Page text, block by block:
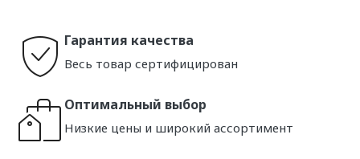
Гарантия качества
Весь товар сертифицирован
Оптимальный выбор
Низкие цены и широкий ассортимент